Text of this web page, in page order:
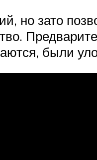
но зато
были